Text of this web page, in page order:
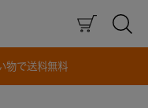
物で送料無料